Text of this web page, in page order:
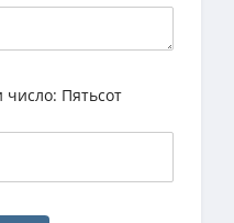
Пятьсот